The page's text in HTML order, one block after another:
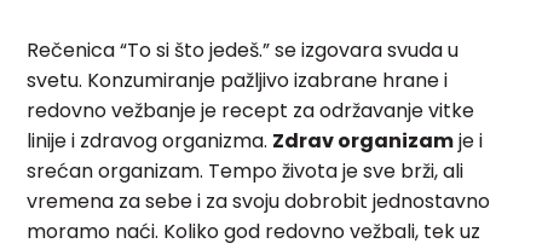
Rečenica “To si što jedeš.” se izgovara svuda u
svetu. Konzumiranje pažljivo izabrane hrane i
redovno vežbanje je recept za održavanje vitke
linije i zdravog organizma. Zdrav organizamje i
srećan organizam. Tempo života je sve brži, ali
vremena za sebe i za svoju dobrobit jednostavno
moramo naći. Koliko god redovno vežbali, tek uz